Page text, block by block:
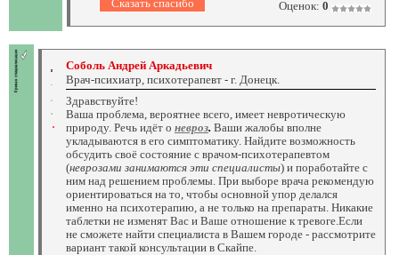
Оценок: 0
Соболь Андрей Аркадьевич
Врач-психиатр, психотерапевт - г. Донецк.
Здравствуйте!
Ваша проблема, вероятнее всего, имеет невротическую
природу. Речь идёт о невроз. Ваши жалобы вполне
укладываются в его симптоматику. Найдите возможность
обсудить своё состояние с врачом-психотерапевтом
(неврозами занимаются эти специалисты) и поработайте с
ним над решением проблемы. При выборе врача рекомендую
ориентироваться на то, чтобы основной упор делался
именно на психотерапию, а не только на препараты. Никакие
таблетки не изменят Вас и Ваше отношение к тревоге.Если
не сможете найти специалиста в Вашем городе - рассмотрите
вариант такой консультации в Скайпе.